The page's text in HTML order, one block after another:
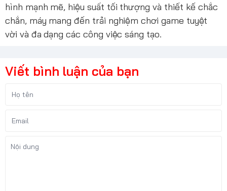
hình mạnh mẽ, hiệu suất tối thượng và thiết kế chắc
chắn, máy mang đến trải nghiệm chơi game tuyệt
vời và đa dạng các công việc sáng tạo.
Viết bình luận của bạn